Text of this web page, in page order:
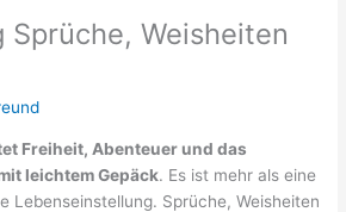
Sprüche, Weisheiten
Freiheit, Abenteuer und das
leichtem Gepäck. Es ist mehr als eine
Lebenseinstellung. Sprüche, Weisheiten